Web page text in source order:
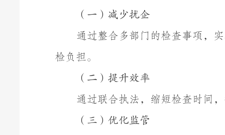
（ 一 ）减少扰企
通过整合多部门的检查事项，
检负担。
（二） 提升效率
通过联合执法，缩短检查时间
（三） 优化监管